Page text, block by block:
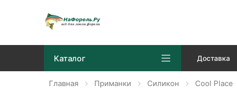
Каталог Доставка
Главная Приманки Силикон Cool Place